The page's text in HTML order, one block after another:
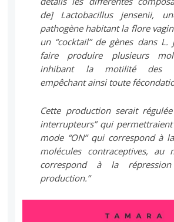
de] Lactobacillus jensenii,
pathogène habitant la flore
un “cocktail” de gènes dans
faire produire plusieurs
inhibant la motilité des
empêchant ainsi toute
Cette production serait
interrupteurs” qui
mode “ON” qui correspond à
molécules contraceptives, au
correspond à la
production.”